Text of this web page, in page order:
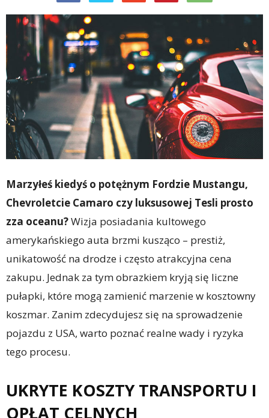
Marzyłeś kiedyś o potężnym Fordzie Mustangu,
Chevroletcie Camaro czy luksusowej Tesli prosto
zza oceanu?Wizja posiadania kultowego
amerykańskiego auta brzmi kusząco – prestiż,
unikatowość na drodze i często atrakcyjna cena
zakupu. Jednak za tym obrazkiem kryją się liczne
pułapki, które mogą zamienić marzenie w kosztowny
koszmar. Zanim zdecydujesz się na sprowadzenie
pojazdu z USA, warto poznać realne wady i ryzyka
tego procesu.
UKRYTE KOSZTY TRANSPORTU I
OPŁAT CELNYCH